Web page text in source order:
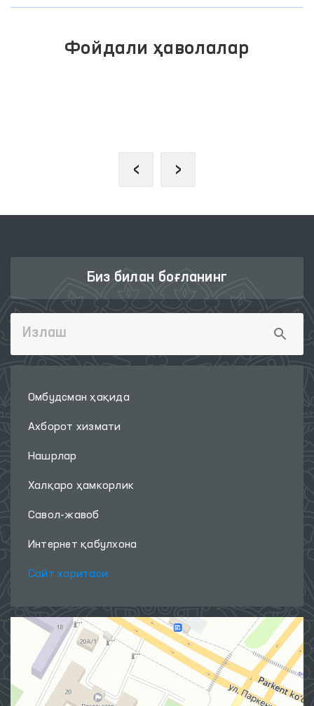
Фойдали ҳаволалар
‹ ›
Биз билан боғланинг
Омбудсман ҳақида
Ахборот хизмати
Нашрлар
Халқаро ҳамкорлик
Савол-жавоб
Интернет қабулхона
Сайт харитаси